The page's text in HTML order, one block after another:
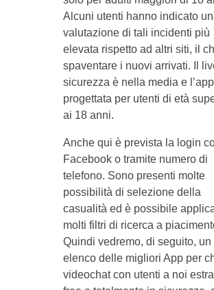
Alcuni utenti hanno indicato
valutazione di tali incidenti più
elevata rispetto ad altri siti, il
spaventare i nuovi arrivati. Il
sicurezza è nella media e
progettata per utenti di età
ai 18 anni.
Anche qui è prevista la login
Facebook o tramite numero di
telefono. Sono presenti molte
possibilità di selezione della
casualità ed è possibile
molti filtri di ricerca a
Quindi vedremo, di seguito, un
elenco delle migliori App per
videochat con utenti a noi